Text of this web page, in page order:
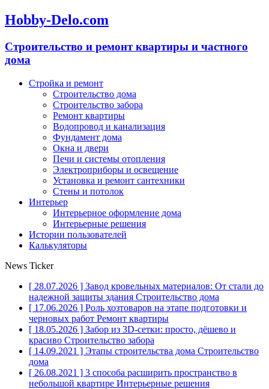
Hobby-Delo.com
Cтроительство и ремонт квартиры и частного
дома
Стройка и ремонт
Строительство дома
Строительство забора
Ремонт квартиры
Водопровод и канализация
Фундамент дома
Окна и двери
Печи и системы отопления
Электроприборы и освещение
Установка и ремонт сантехники
Стены и потолок
Интерьер
Интерьерное оформление дома
Интерьерные решения
Истории пользователей
Калькуляторы
News Ticker
[ 28.07.2026 ] Завод кровельных материалов: От стали до
надежной защиты здания Строительство дома
[ 17.06.2026 ] Роль хозтоваров на этапе подготовки и
черновых работ Ремонт квартиры
[ 18.05.2026 ] Забор из 3D-сетки: просто, дёшево и
красиво Строительство забора
[ 14.09.2021 ] Этапы строительства дома Строительство
дома
[ 26.08.2021 ] 3 способа расширить пространство в
небольшой квартире Интерьерные решения